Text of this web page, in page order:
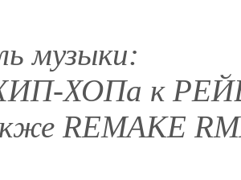
музыки:
ХОПа к
REMAKE